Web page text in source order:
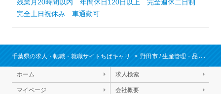
残業月20時間以内
年間休日120日以上
完全週休二日制
完全土日祝休み
車通勤可
千葉県の求人・転職・就職サイトちばキャリ 野田市/生産管理・品質管理・工程管理
ホーム 求人検索
マイページ 会社概要